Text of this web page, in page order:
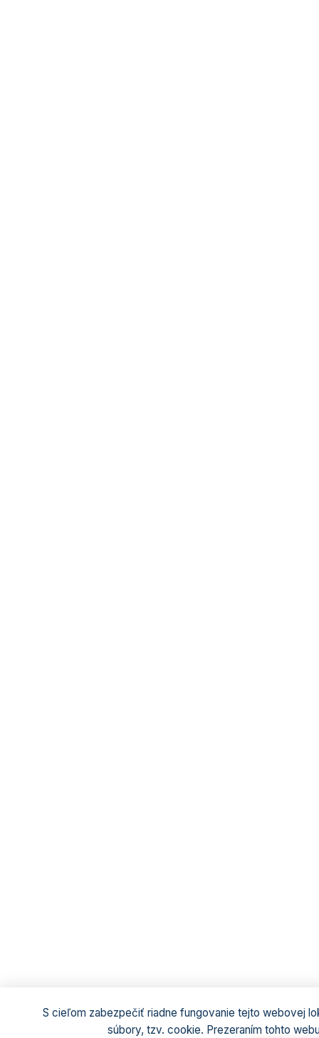
S cieľom zabezpečiť riadne fungovanie tejto webovej
súbory, tzv. cookie. Prezeraním tohto